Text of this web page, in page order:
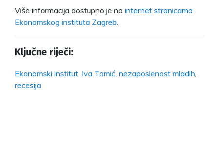
Više informacija dostupno je na internet stranicama
Ekonomskog instituta Zagreb
Ključne riječi:
Ekonomski institut Iva Tomić nezaposlenost mladih
recesija